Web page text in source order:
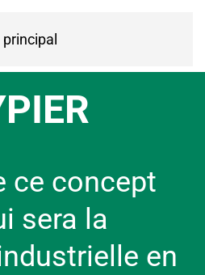
ce concept
sera la
en